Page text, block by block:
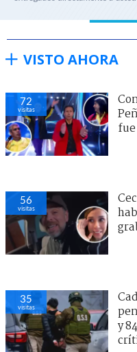
VISTO AHORA
72
visitas
56
visitas
35
visitas
y